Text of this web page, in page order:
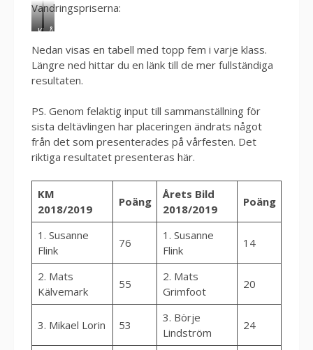
Vandringspriserna:
KMÅrets
bild
Nedan visas en tabell med topp fem i varje klass.
Längre ned hittar du en länk till de mer fullständiga
resultaten.
PS. Genom felaktig input till sammanställning för
sista deltävlingen har placeringen ändrats något
från det som presenterades på vårfesten. Det
riktiga resultatet presenteras här.
KM
2018/2019
Poäng
Årets Bild
2018/2019
Poäng
1. Susanne
Flink
76
1. Susanne
Flink
14
2. Mats
Kälvemark
55
2. Mats
Grimfoot
20
3. Mikael Lorin 53
3. Börje
Lindström
24